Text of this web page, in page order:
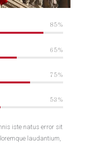
85%
65%
75%
53%
iste natus error sit
laudantium,